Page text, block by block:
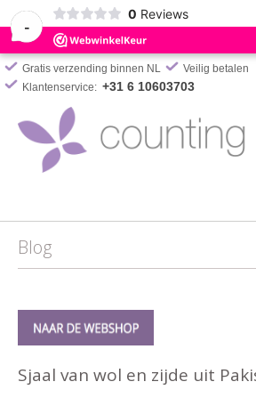
-
0 Reviews
Gratis verzending binnen NL
Veilig betalen
Klantenservice: +31 6 10603703
Blog
Sjaal van wol en zijde uit